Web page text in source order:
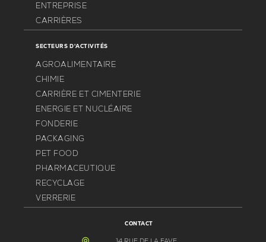
ENTREPRISE
CARRIÈRES
SECTEURS D'ACTIVITÉS
AGROALIMENTAIRE
CHIMIE
CARRIÈRE ET CIMENTERIE
ENERGIE ET NUCLÉAIRE
FONDERIE
PACKAGING
PET FOOD
PHARMACEUTIQUE
RECYCLAGE
VERRERIE
CONTACT